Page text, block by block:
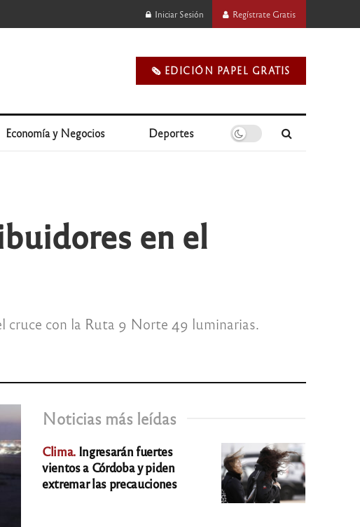
Iniciar Sesión Regístrate Gratis
🗞️ EDICIÓN PAPEL GRATIS
Economía y Negocios Deportes
en el
cruce con la Ruta 9 Norte 49 luminarias.
Noticias más leídas
Clima. Ingresarán fuertes
vientos a Córdoba y piden
extremar las precauciones